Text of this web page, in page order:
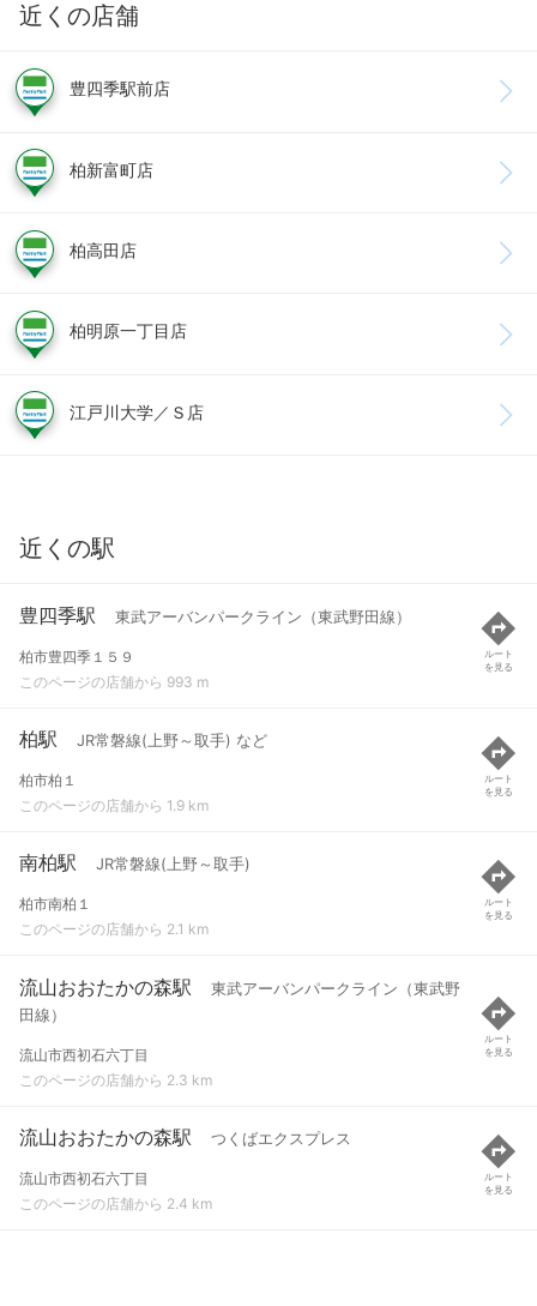
近くの店舗
豊四季駅前店
柏新富町店
柏高田店
柏明原一丁目店
江戸川大学／Ｓ店
近くの駅
豊四季駅 東武アーバンパークライン（東武野田線）
柏市豊四季１５９
このページの店舗から 993 m
ルート
を見る
柏駅 JR常磐線(上野～取手) など
柏市柏１
このページの店舗から 1.9 km
ルート
を見る
南柏駅 JR常磐線(上野～取手)
柏市南柏１
このページの店舗から 2.1 km
ルート
を見る
流山おおたかの森駅
東武アーバンパークライン（東武野
田線）
流山市西初石六丁目
このページの店舗から 2.3 km
ルート
を見る
流山おおたかの森駅 つくばエクスプレス
流山市西初石六丁目
このページの店舗から 2.4 km
ルート
を見る